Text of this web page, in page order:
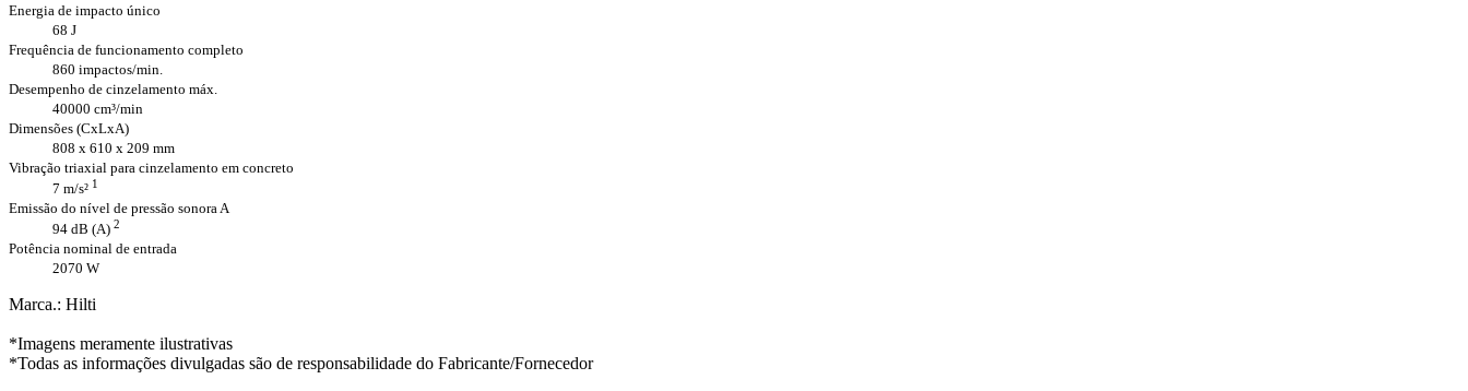
Energia de impacto único
68 J
Frequência de funcionamento completo
860 impactos/min.
Desempenho de cinzelamento máx.
40000 cm³/min
Dimensões (CxLxA)
808 x 610 x 209 mm
Vibração triaxial para cinzelamento em concreto
7 m/s² 1
Emissão do nível de pressão sonora A
94 dB (A) 2
Potência nominal de entrada
2070 W
Marca.: Hilti
*Imagens meramente ilustrativas
*Todas as informações divulgadas são de responsabilidade do Fabricante/Fornecedor